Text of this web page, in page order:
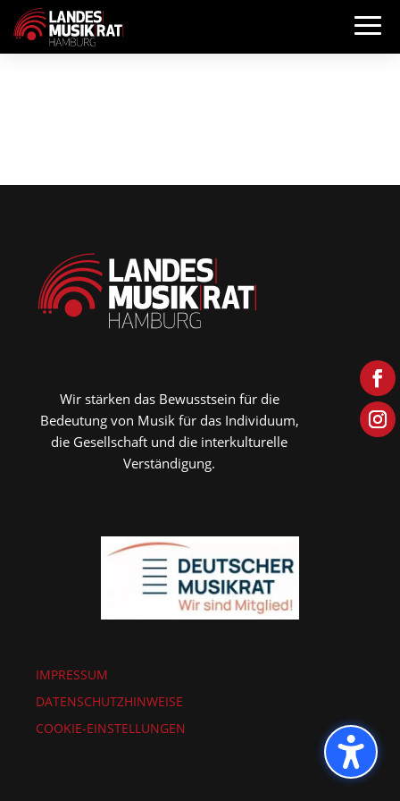
Wir stärken das Bewusstsein für die
Bedeutung von Musik für das Individuum,
die Gesellschaft und die interkulturelle
Verständigung.
IMPRESSUM
DATENSCHUTZHINWEISE
COOKIE-EINSTELLUNGEN